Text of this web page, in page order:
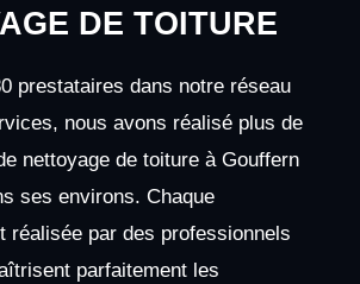
DE TOITURE
prestataires dans notre réseau
nous avons réalisé plus de
nettoyage de toiture à Gouffern
ses environs. Chaque
réalisée par des professionnels
parfaitement les